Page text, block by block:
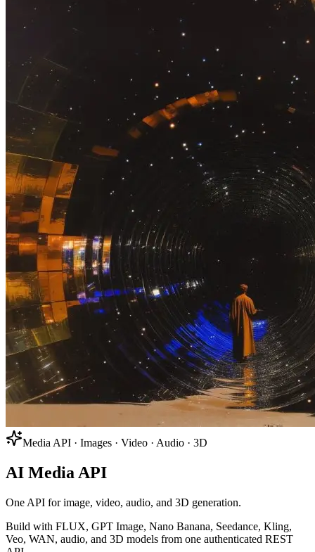
Media API · Images · Video · Audio · 3D
AI Media API
One API for image, video, audio, and 3D generation.
Build with FLUX, GPT Image, Nano Banana, Seedance, Kling,
Veo, WAN, audio, and 3D models from one authenticated REST